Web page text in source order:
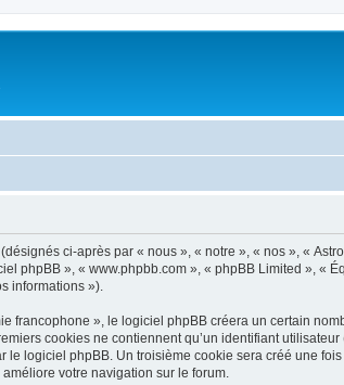
ci-après par « nous », « notre », « nos », «
phpBB », « www.phpbb.com », « phpBB Limited », «
informations »).
», le logiciel phpBB créera un certain
cookies ne contiennent qu’un identifiant
logiciel phpBB. Un troisième cookie sera créé une
votre navigation sur le forum.